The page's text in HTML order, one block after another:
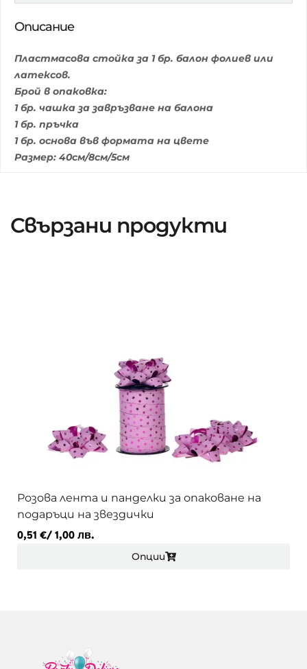
Описание
Пластмасова стойка за 1 бр. балон фолиев или
латексов.
Брой в опаковка:
1 бр. чашка за завръзване на балона
1 бр. пръчка
1 бр. основа във формата на цвете
Размер: 40см/8см/5см
Свързани продукти
Розова лента и панделки за опаковане на
подаръци на звездички
0,51 €/ 1,00 лв.
Опции